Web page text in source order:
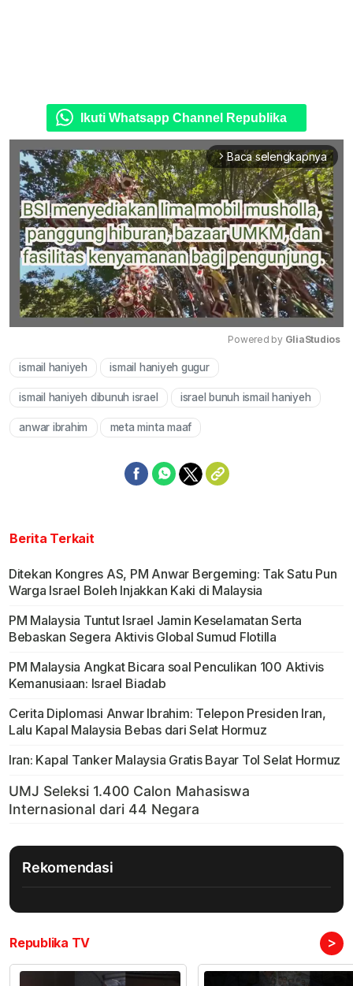
Ikuti Whatsapp Channel Republika
arrow_forward_ios Baca selengkapnya
Powered by GliaStudios
ismail haniyeh ismail haniyeh gugur
ismail haniyeh dibunuh israel israel bunuh ismail haniyeh
anwar ibrahim meta minta maaf
Berita Terkait
Ditekan Kongres AS, PM Anwar Bergeming: Tak Satu Pun
Warga Israel Boleh Injakkan Kaki di Malaysia
PM Malaysia Tuntut Israel Jamin Keselamatan Serta
Bebaskan Segera Aktivis Global Sumud Flotilla
PM Malaysia Angkat Bicara soal Penculikan 100 Aktivis
Kemanusiaan: Israel Biadab
Cerita Diplomasi Anwar Ibrahim: Telepon Presiden Iran,
Lalu Kapal Malaysia Bebas dari Selat Hormuz
Iran: Kapal Tanker Malaysia Gratis Bayar Tol Selat Hormuz
Rekomendasi
Republika TV >